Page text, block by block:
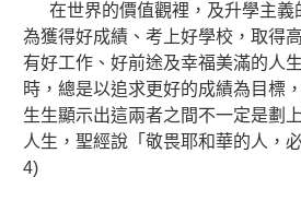
在世界的價值觀裡，及升學主義
為獲得好成績、考上好學校，取得
有好工作、好前途及幸福美滿的人
時，總是以追求更好的成績為目標
生生顯示出這兩者之間不一定是劃
人生，聖經說「敬畏耶和華的人，
4)